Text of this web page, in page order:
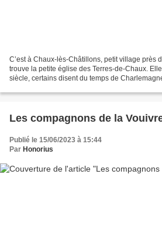
C’est à Chaux-lès-Châtillons, petit village près
trouve la petite église des Terres-de-Chaux.
siècle, certains disent du temps de
Les compagnons de la
Publié le 15/06/2023 à 15:44
Par Honorius